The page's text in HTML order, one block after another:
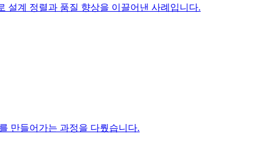
설계 정렬과 품질 향상을 이끌어낸 사례입니다.
만들어가는 과정을 다뤘습니다.